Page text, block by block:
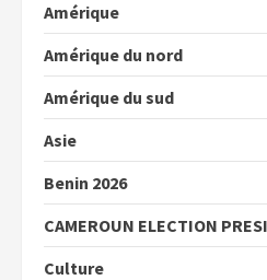
Amérique
Amérique du nord
Amérique du sud
Asie
Benin 2026
CAMEROUN ELECTION
Culture